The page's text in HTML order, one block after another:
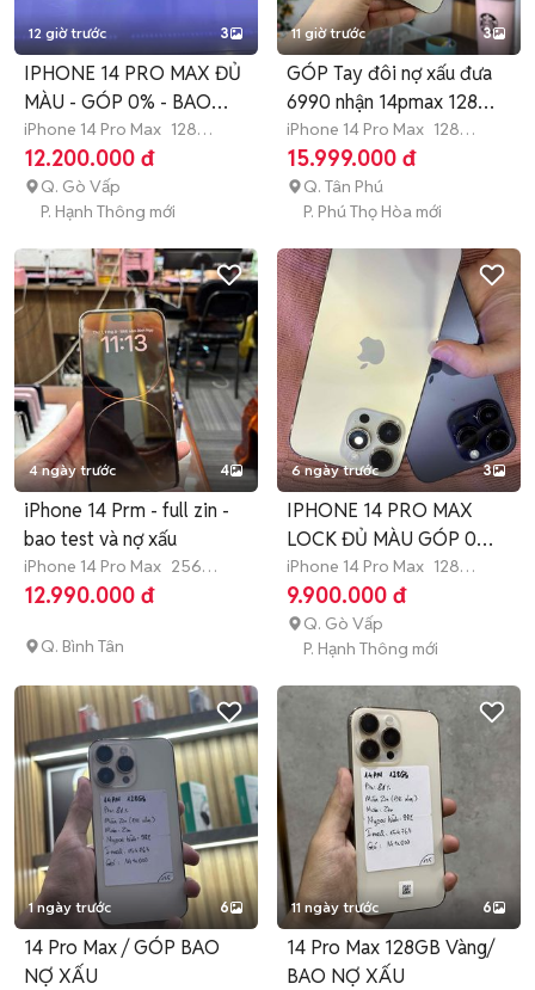
12 giờ trước 3
IPHONE 14 PRO MAX ĐỦ
MÀU - GÓP 0% - BAO
NỢ XẤU
iPhone 14 Pro Max 128
GB 7-12 tháng
12.200.000 đ
Q. Gò Vấp
P. Hạnh Thông mới
11 giờ trước 3
GÓP Tay đôi nợ xấu đưa
6990 nhận 14pmax 128
zinall
iPhone 14 Pro Max 128
GB >12 tháng
15.999.000 đ
Q. Tân Phú
P. Phú Thọ Hòa mới
4 ngày trước 4
iPhone 14 Prm - full zin -
bao test và nợ xấu
iPhone 14 Pro Max 256
GB >12 tháng
12.990.000 đ
Q. Bình Tân
6 ngày trước 3
IPHONE 14 PRO MAX
LOCK ĐỦ MÀU GÓP 0%
BAO NỢ XẤU
iPhone 14 Pro Max 128
GB Còn bảo hành
9.900.000 đ
Q. Gò Vấp
P. Hạnh Thông mới
1 ngày trước 6
14 Pro Max / GÓP BAO
NỢ XẤU
11 ngày trước 6
14 Pro Max 128GB Vàng/
BAO NỢ XẤU